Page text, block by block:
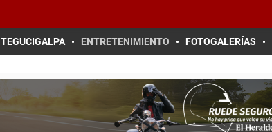
TEGUCIGALPA ENTRETENIMIENTO FOTOGALERÍAS